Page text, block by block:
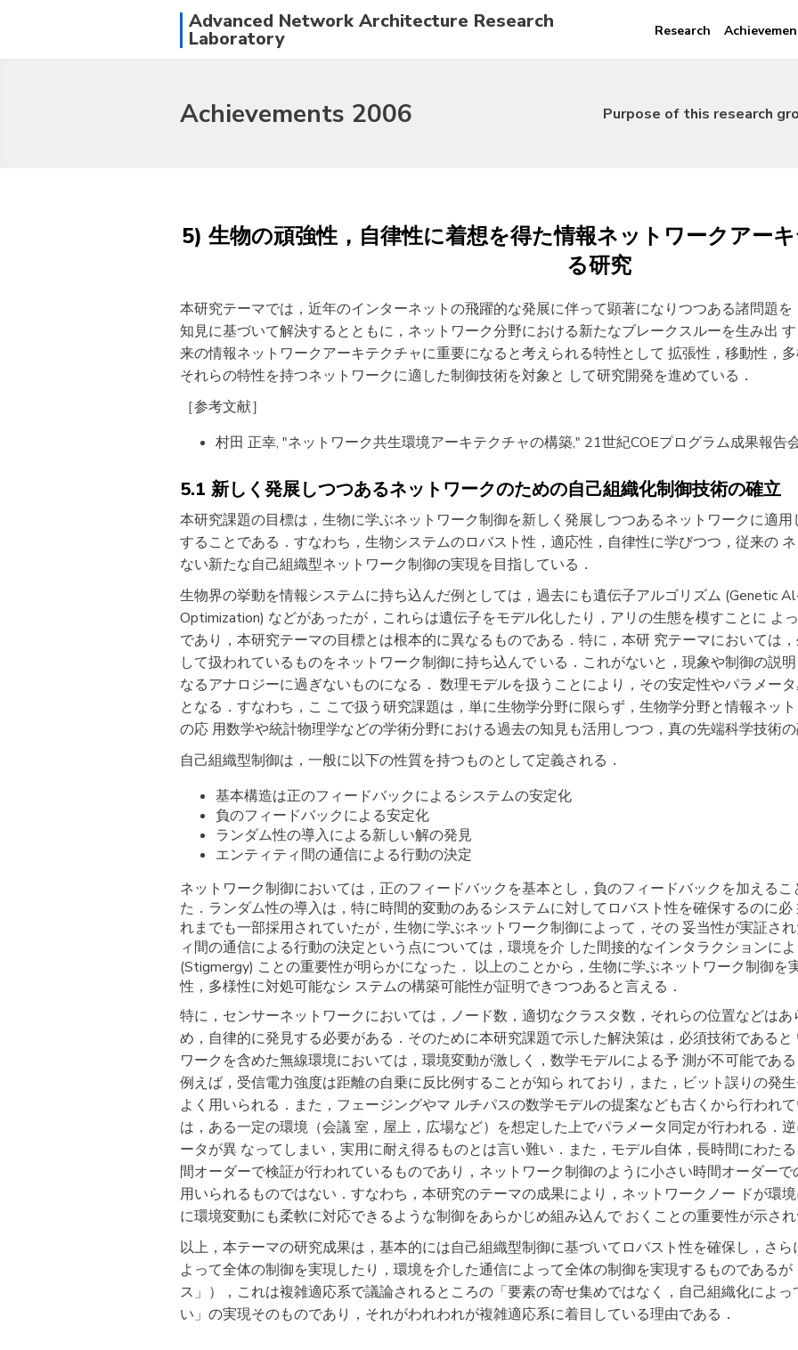
Advanced Network Architecture Research
Laboratory Research
Achievements 2006 Purpose of this research
5) 生物の頑強性，自律性に着想を得た情報ネットワークアー
る研究
本研究テーマでは，近年のインターネットの飛躍的な発展に伴って顕著になりつつある諸問題
知見に基づいて解決するとともに，ネットワーク分野における新たなブレークスルーを生み出
来の情報ネットワークアーキテクチャに重要になると考えられる特性として 拡張性，移動性，
それらの特性を持つネットワークに適した制御技術を対象と して研究開発を進めている．
［参考文献］
村田 正幸, "ネットワーク共生環境アーキテクチャの構築," 21世紀COEプログラム成果報告
5.1 新しく発展しつつあるネットワークのための自己組織化制御技術の確立
本研究課題の目標は，生物に学ぶネットワーク制御を新しく発展しつつあるネットワークに適
することである．すなわち，生物システムのロバスト性，適応性，自律性に学びつつ，従来の
ない新たな自己組織型ネットワーク制御の実現を目指している．
生物界の挙動を情報システムに持ち込んだ例としては，過去にも遺伝子アルゴリズム (Genetic
Optimization) などがあったが，これらは遺伝子をモデル化したり，アリの生態を模すことに よ
であり，本研究テーマの目標とは根本的に異なるものである．特に，本研 究テーマにおいては
して扱われているものをネットワーク制御に持ち込んで いる．これがないと，現象や制御の説
なるアナロジーに過ぎないものになる． 数理モデルを扱うことにより，その安定性やパラメー
となる．すなわち，こ こで扱う研究課題は，単に生物学分野に限らず，生物学分野と情報ネッ
の応 用数学や統計物理学などの学術分野における過去の知見も活用しつつ，真の先端科学技術
自己組織型制御は，一般に以下の性質を持つものとして定義される．
基本構造は正のフィードバックによるシステムの安定化
負のフィードバックによる安定化
ランダム性の導入による新しい解の発見
エンティティ間の通信による行動の決定
ネットワーク制御においては，正のフィードバックを基本とし，負のフィードバックを加える
た．ランダム性の導入は，特に時間的変動のあるシステムに対してロバスト性を確保するのに
れまでも一部採用されていたが，生物に学ぶネットワーク制御によって，その 妥当性が実証さ
ィ間の通信による行動の決定という点については，環境を介 した間接的なインタラクションに
(Stigmergy) ことの重要性が明らかになった． 以上のことから，生物に学ぶネットワーク制御を
性，多様性に対処可能なシ ステムの構築可能性が証明できつつあると言える．
特に，センサーネットワークにおいては，ノード数，適切なクラスタ数，それらの位置などは
め，自律的に発見する必要がある．そのために本研究課題で示した解決策は，必須技術である
ワークを含めた無線環境においては，環境変動が激しく，数学モデルによる予 測が不可能であ
例えば，受信電力強度は距離の自乗に反比例することが知ら れており，また，ビット誤りの発
よく用いられる．また，フェージングやマ ルチパスの数学モデルの提案なども古くから行われ
は，ある一定の環境（会議 室，屋上，広場など）を想定した上でパラメータ同定が行われる．
ータが異 なってしまい，実用に耐え得るものとは言い難い．また，モデル自体，長時間にわた
間オーダーで検証が行われているものであり，ネットワーク制御のように小さい時間オーダー
用いられるものではない．すなわち，本研究のテーマの成果により，ネットワークノー ドが環
に環境変動にも柔軟に対応できるような制御をあらかじめ組み込んで おくことの重要性が示され
以上，本テーマの研究成果は，基本的には自己組織型制御に基づいてロバスト性を確保し，さ
よって全体の制御を実現したり，環境を介した通信によって全体の制御を実現するものである
ス」），これは複雑適応系で議論されるところの「要素の寄せ集めではなく，自己組織化によ
い」の実現そのものであり，それがわれわれが複雑適応系に着目している理由である．